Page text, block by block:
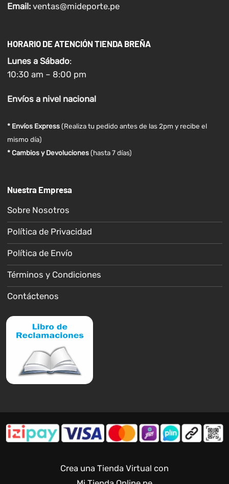
Email: ventas@mideporte.pe
HORARIO DE ATENCIÓN TIENDA BREÑA
Lunes a Sábado:
10:30 am – 8:00 pm
Envíosa nivel nacional
* Envíos Express(Realiza tu pedido antes de las 2pm y recibe el
mismo día)
* Cambios y Devoluciones (hasta 7 días)
Nuestra Empresa
Sobre Nosotros
Política de Privacidad
Política de Envío
Términos y Condiciones
Contáctenos
Crea una Tienda Virtual con